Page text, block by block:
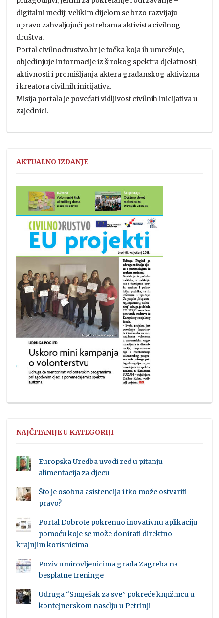
digitalni mediji velikim dijelom se brzo razvijaju
upravo zahvaljujući potrebama aktivista civilnog
društva.
Portal civilnodrustvo.hr je točka koja ih umrežuje,
objedinjuje informacije iz širokog spektra djelatnosti,
aktivnosti i promišljanja aktera građanskog aktivizma
i kreatora civilnih inicijativa.
Misija portala je povećati vidljivost civilnih inicijativa u
zajednici.
AKTUALNO IZDANJE
NAJČITANIJE U KATEGORIJI
Europska Uredba uvodi red u pitanju
alimentacija za djecu
Što je osobna asistencija i tko može ostvariti
pravo?
Portal Dobrote pokrenuo inovativnu aplikaciju
pomoću koje se može donirati direktno
krajnjim korisnicima
Poziv umirovljenicima grada Zagreba na
besplatne treninge
Udruga “Smiješak za sve” pokreće knjižnicu u
kontejnerskom naselju u Petrinji